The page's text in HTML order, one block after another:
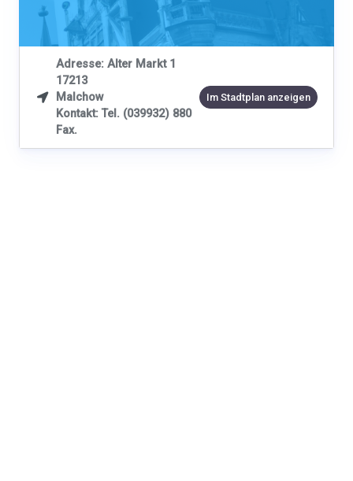

Adresse: Alter Markt 1
17213
Malchow
Kontakt: Tel. (039932) 880
Fax.
Im Stadtplan anzeigen